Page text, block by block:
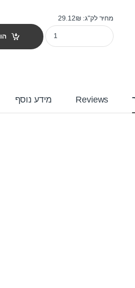
מחיר לק"ג: 29.12₪
מזון לכלבים גו לגורי כלבים quantity
Reviews מידע נוסף